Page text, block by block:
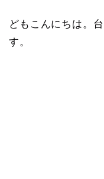
どもこんにちは。
す。